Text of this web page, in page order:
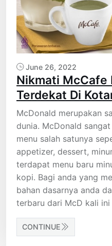
June 26, 2022
Nikmati McCafe
Terdekat Di
McDonald merupakan
dunia. McDonald
menu salah satunya
appetizer, dessert,
terdapat menu baru
kopi. Bagi anda yang
bahan dasarnya anda
terbaru dari McD kali
CONTINUE